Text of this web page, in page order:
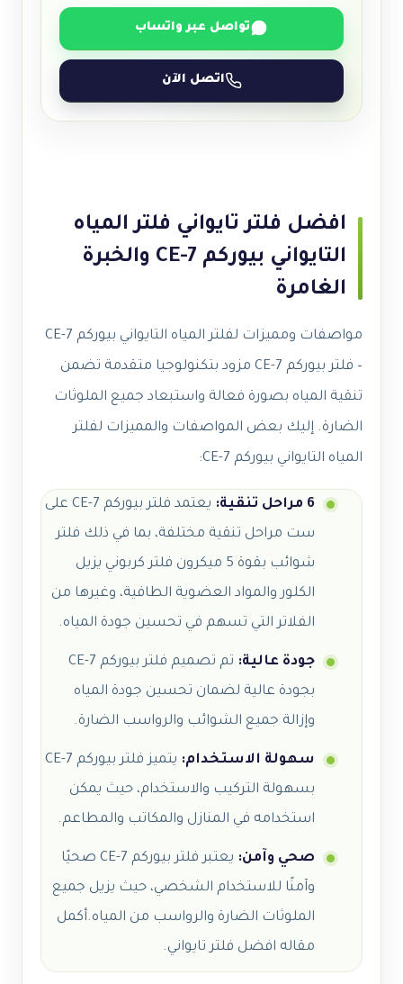
تواصل عبر واتساب
اتصل الآن
افضل فلتر تايواني فلتر المياه
التايواني بيوركم CE-7 والخبرة
الغامرة
مواصفات ومميزات لفلتر المياه التايواني بيوركم CE-7
–
فلتر بيوركم CE-7 مزود بتكنولوجيا متقدمة تضمن
تنقية المياه بصورة فعالة واستبعاد جميع الملوثات
الضارة. إليك بعض المواصفات والمميزات لفلتر
المياه التايواني بيوركم CE-7:
6 مراحل تنقية:
يعتمد فلتر بيوركم CE-7 على
ست مراحل تنقية مختلفة، بما في ذلك فلتر
شوائب بقوة 5 ميكرون فلتر كربوني يزيل
الكلور والمواد العضوية الطافية، وغيرها من
الفلاتر التي تسهم في تحسين جودة المياه.
جودة عالية:
تم تصميم فلتر بيوركم CE-7
بجودة عالية لضمان تحسين جودة المياه
وإزالة جميع الشوائب والرواسب الضارة.
سهولة الاستخدام:
يتميز فلتر بيوركم CE-7
بسهولة التركيب والاستخدام، حيث يمكن
استخدامه في المنازل والمكاتب والمطاعم.
صحي وآمن:
يعتبر فلتر بيوركم CE-7 صحيًا
وآمنًا للاستخدام الشخصي، حيث يزيل جميع
الملوثات الضارة والرواسب من المياه.أكمل
مقاله افضل فلتر تايواني.